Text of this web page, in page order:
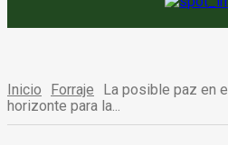
Inicio Forraje
La posible paz en
horizonte para la...